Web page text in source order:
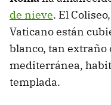
de nieve. El
Vaticano están
blanco, tan extraño
mediterránea,
templada.